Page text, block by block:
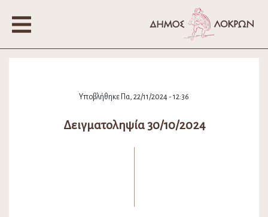
Υποβλήθηκε Πα, 22/11/2024 - 12:36
Δειγματοληψία 30/10/2024